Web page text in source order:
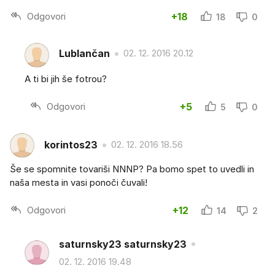
Odgovori +18 18 0
Lublančan 02. 12. 2016 20.12
A ti bi jih še fotrou?
Odgovori +5 5 0
korintos23 02. 12. 2016 18.56
Še se spomnite tovariši NNNP? Pa bomo spet to uvedli in
naša mesta in vasi ponoči čuvali!
Odgovori +12 14 2
saturnsky23 saturnsky23
02. 12. 2016 19.48